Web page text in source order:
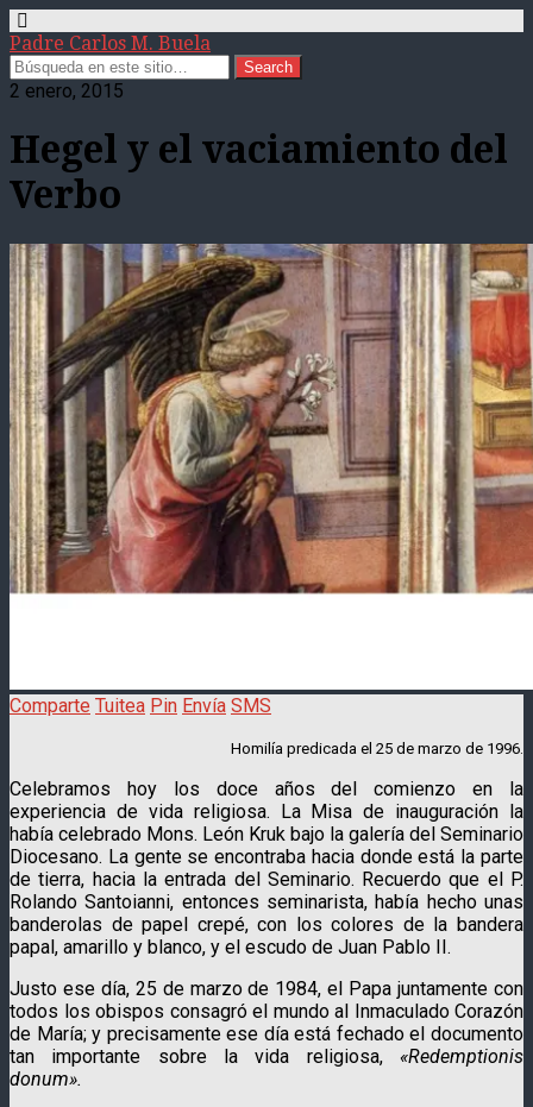
Padre Carlos M. Buela
2 enero, 2015
Hegel y el vaciamiento del
Verbo
Comparte Tuitea Pin Envía SMS
Homilía predicada el 25 de marzo de 1996.
Celebramos hoy los doce años del comienzo en la
experiencia de vida religiosa. La Misa de inauguración la
había celebrado Mons. León Kruk bajo la galería del Seminario
Diocesano. La gente se encontraba hacia donde está la parte
de tierra, hacia la entrada del Seminario. Recuerdo que el P.
Rolando Santoianni, entonces seminarista, había hecho unas
banderolas de papel crepé, con los colores de la bandera
papal, amarillo y blanco, y el escudo de Juan Pablo II.
Justo ese día, 25 de marzo de 1984, el Papa juntamente con
todos los obispos consagró el mundo al Inmaculado Corazón
de María; y precisamente ese día está fechado el documento
tan importante sobre la vida religiosa,«Redemptionis
donum».